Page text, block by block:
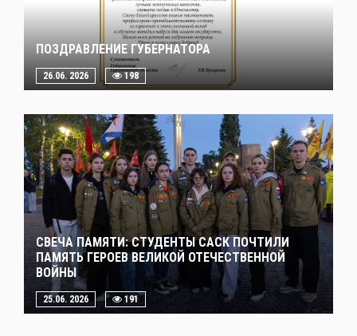
ПОЗДРАВЛЕНИЕ ГУБЕРНАТОРА
26.06. 2026 198
СВЕЧА ПАМЯТИ: СТУДЕНТЫ САСК ПОЧТИЛИ
ПАМЯТЬ ГЕРОЕВ ВЕЛИКОЙ ОТЕЧЕСТВЕННОЙ
ВОЙНЫ
25.06. 2026 191